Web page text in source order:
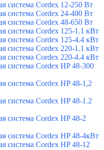
система Cordex 12-250 Вт
система Cordex 24-400 Вт
система Cordex 48-650 Вт
система Cordex 125-1.1 кВт
система Cordex 125-4.4 кВт
система Cordex 220-1.1 кВт
система Cordex 220-4.4 кВт
система Cordex HP 48-300
система Cordex HP 48-1,2
система Cordex HP 48-1.2
система Cordex HP 48-2
система Cordex HP 48-4кВт
система Cordex HP 48-12